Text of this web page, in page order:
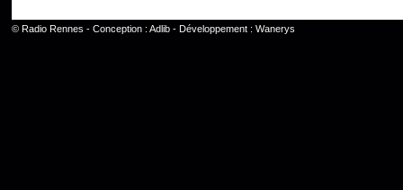
© Radio Rennes - Conception : Adlib- Développement : Wanerys